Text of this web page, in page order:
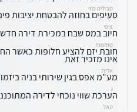
סביליה מזי
סעיפים בחוזה להבטחת יציבות
ציפי
חיוב במס שבח במכירת דירה חדשה
momo
חובת יזם להציע חלופות כאשר
אינו מזכיר זאת
אריה
מע"מ אפס בגין שירותי בניה
ג
הערכת שווי נוכחי לדירה
יגאל